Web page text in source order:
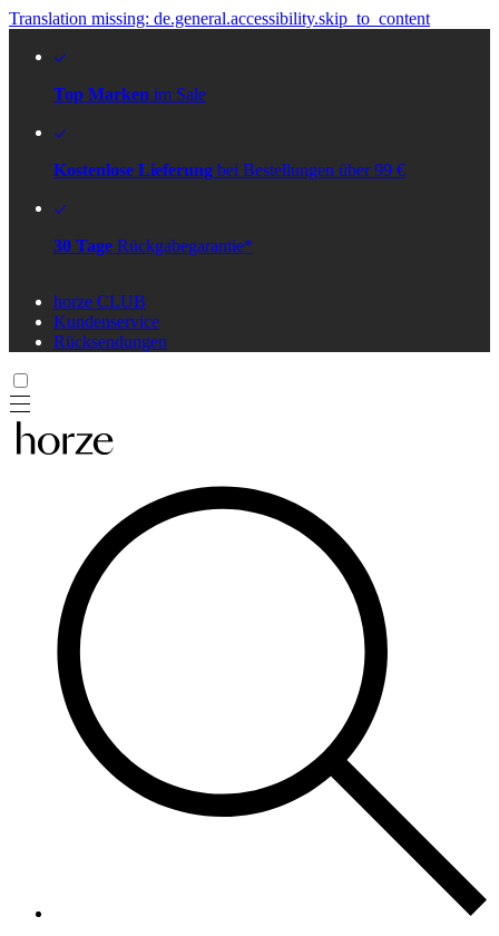
Translation missing: de.general.accessibility.skip_to_content
Top Marken im Sale
Kostenlose Lieferung bei Bestellungen über 99 €
30 Tage Rückgabegarantie*
horze CLUB
Kundenservice
Rücksendungen